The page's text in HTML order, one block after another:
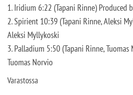
1. Iridium 6:22 (Tapani Rinne) Produced
2. Spirient 10:39 (Tapani Rinne, Aleksi
Aleksi Myllykoski
3. Palladium 5:50 (Tapani Rinne,
Tuomas Norvio
Varastossa